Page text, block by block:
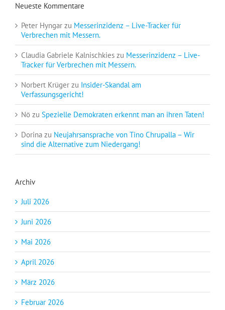
Neueste Kommentare
Peter Hyngar zu Messerinzidenz – Live-Tracker für
Verbrechen mit Messern.
Claudia Gabriele Kalnischkies zu Messerinzidenz – Live-
Tracker für Verbrechen mit Messern.
Norbert Krüger zu Insider-Skandal am
Verfassungsgericht!
Nö zu Spezielle Demokraten erkennt man an ihren Taten!
Dorina zu Neujahrsansprache von Tino Chrupalla – Wir
sind die Alternative zum Niedergang!
Archiv
Juli 2026
Juni 2026
Mai 2026
April 2026
März 2026
Februar 2026